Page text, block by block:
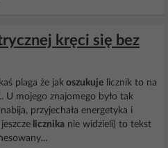
kręci się bez
plaga że jak oszukuje licznik to na
U mojego znajomego było tak
przyjechała energetyka i
licznika nie widzieli) to tekst